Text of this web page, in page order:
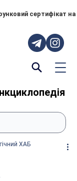
сертифікат
ХАБ